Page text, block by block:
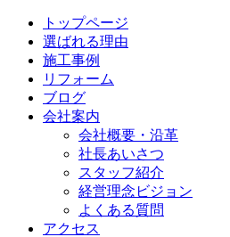
トップページ
選ばれる理由
施工事例
リフォーム
ブログ
会社案内
会社概要・沿革
社長あいさつ
スタッフ紹介
経営理念ビジョン
よくある質問
アクセス